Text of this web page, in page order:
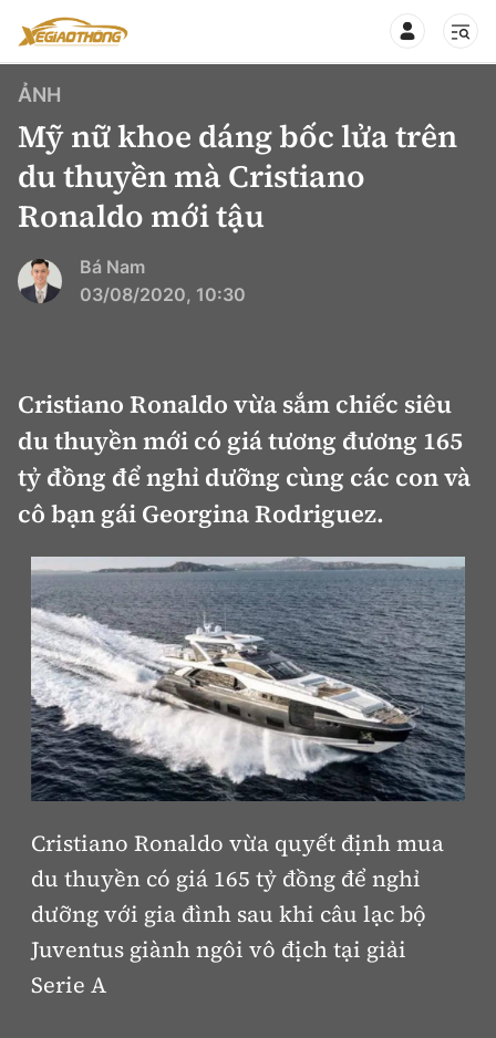
CHUYÊN MỤC QUAY LẠI BÁO XÂY DỰNG
360° xe
Chính sách
Góc nhìn
Tâm điểm
Xe chuyên dụng
Xe máy
Đánh giá xe
Đánh giá xe mới
So sánh
Lái mới
Tư vấn sử dụng
Lái xe an toàn
Bảo hiểm xe
Sản phẩm bảo hiểm
Bồi thường bảo hiểm
Xe xanh
Video
Review xe
Giới thiệu xe
Tư vấn
Ảnh
Ô tô
Cơ quan chủ quản: Bộ Xây dựng
Tổng biên tập:
ẢNH
Mỹ nữ khoe dáng bốc lửa trên
du thuyền mà Cristiano
Ronaldo mới tậu
Bá Nam
03/08/2020, 10:30
Cristiano Ronaldo vừa sắm chiếc siêu
du thuyền mới có giá tương đương 165
tỷ đồng để nghỉ dưỡng cùng các con và
cô bạn gái Georgina Rodriguez.
Cristiano Ronaldo vừa quyết định mua
du thuyền có giá 165 tỷ đồng để nghỉ
dưỡng với gia đình sau khi câu lạc bộ
Juventus giành ngôi vô địch tại giải
Serie A